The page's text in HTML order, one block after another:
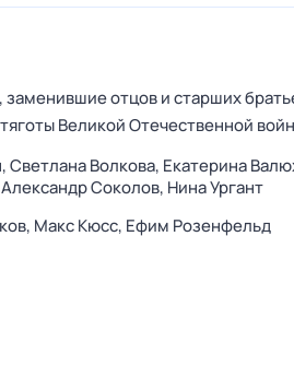
отцов и старших
Великой Отечественной
Светлана Волкова, Екатерина
Александр Соколов, Нина Ургант
Макс Кюсс, Ефим Розенфельд